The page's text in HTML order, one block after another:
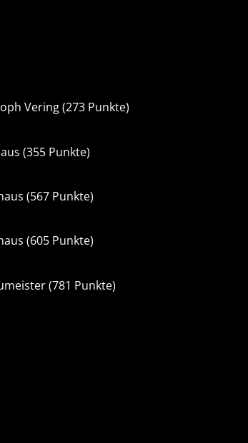
Vering (273 Punkte)
(355 Punkte)
(567 Punkte)
(605 Punkte)
(781 Punkte)